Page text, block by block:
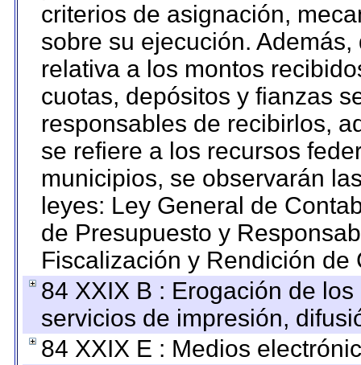
criterios de asignación,
sobre su ejecución.
relativa a los montos
cuotas, depósitos y fianzas
responsables de recibirlos,
se refiere a los recursos
municipios, se observarán
leyes: Ley General de
de Presupuesto y
Fiscalización y Rendición
84 XXIX B : Erogación de
servicios de impresión,
84 XXIX E : Medios